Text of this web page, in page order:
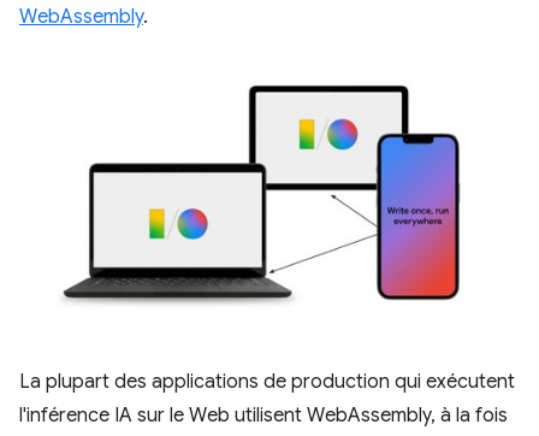
WebAssembly.
La plupart des applications de production qui exécutent
l'inférence IA sur le Web utilisent WebAssembly, à la fois